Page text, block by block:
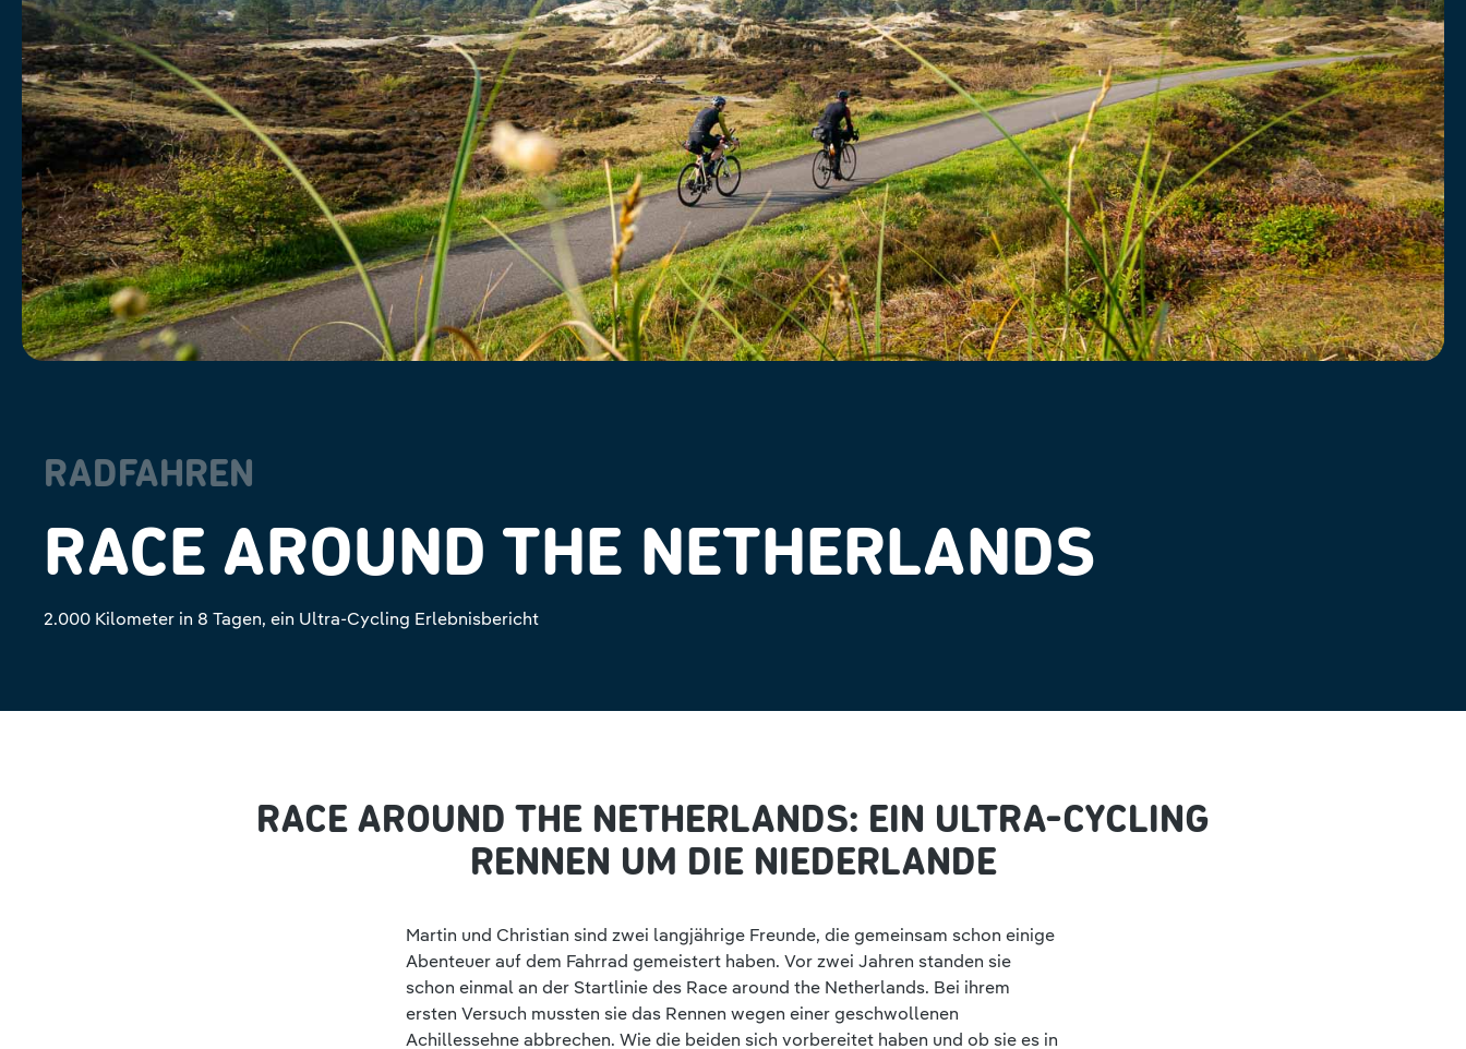
RADFAHREN
RACE AROUND THE NETHERLANDS
2.000 Kilometer in 8 Tagen, ein Ultra-Cycling Erlebnisbericht
RACE AROUND THE NETHERLANDS: EIN ULTRA-CYCLING
RENNEN UM DIE NIEDERLANDE
Martin und Christian sind zwei langjährige Freunde, die gemeinsam schon einige
Abenteuer auf dem Fahrrad gemeistert haben. Vor zwei Jahren standen sie
schon einmal an der Startlinie des Race around the Netherlands. Bei ihrem
ersten Versuch mussten sie das Rennen wegen einer geschwollenen
Achillessehne abbrechen. Wie die beiden sich vorbereitet haben und ob sie es in